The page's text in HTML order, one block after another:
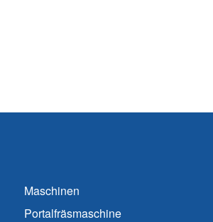
Maschinen
Portalfräsmaschine